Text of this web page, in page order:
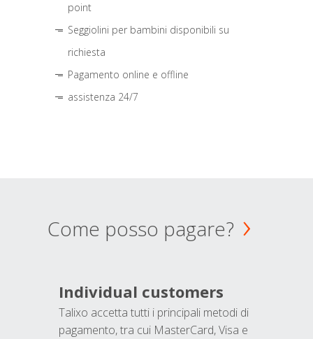
point
Seggiolini per bambini disponibili su
richiesta
Pagamento online e offline
assistenza 24/7
Come posso pagare?
Individual customers
Talixo accetta tutti i principali metodi di
pagamento, tra cui MasterCard, Visa e